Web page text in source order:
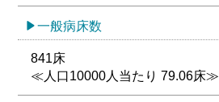
一般病床数
841床
≪人口10000人当たり 79.06床≫